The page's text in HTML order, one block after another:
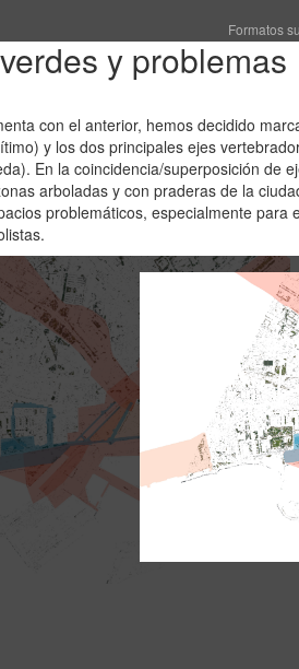
Formatos
y problemas
con el anterior, hemos decidido
y los dos principales ejes
En la coincidencia/superposición de
arboladas y con praderas de la
problemáticos, especialmente